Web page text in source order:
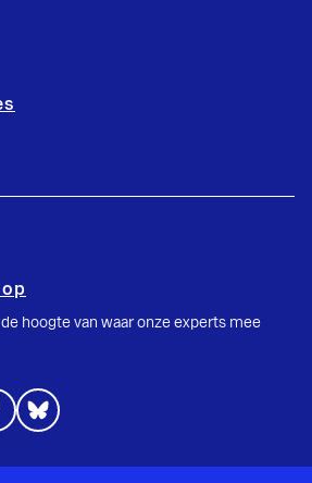
hoogte van waar onze experts mee